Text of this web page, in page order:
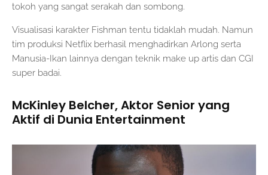
tokoh yang sangat serakah dan sombong.
Visualisasi karakter Fishman tentu tidaklah mudah. Namun
tim produksi Netflix berhasil menghadirkan Arlong serta
Manusia-Ikan lainnya dengan teknik make up artis dan CGI
super badai.
McKinley Belcher, Aktor Senior yang
Aktif di Dunia Entertainment